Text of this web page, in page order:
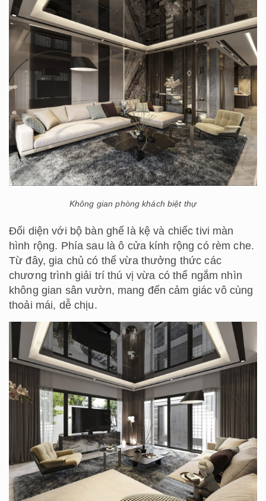
Không gian phòng khách biệt thự
Đối diện với bộ bàn ghế là kệ và chiếc tivi màn
hình rộng. Phía sau là ô cửa kính rộng có rèm che.
Từ đây, gia chủ có thể vừa thưởng thức các
chương trình giải trí thú vị vừa có thể ngắm nhìn
không gian sân vườn, mang đến cảm giác vô cùng
thoải mái, dễ chịu.